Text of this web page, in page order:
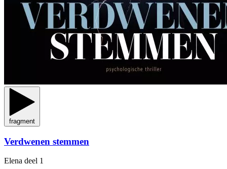
fragment
Verdwenen stemmen
Elena deel 1